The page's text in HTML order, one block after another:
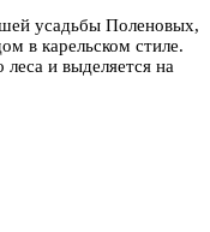
усадьбы Поленовых,
в карельском стиле.
и выделяется на